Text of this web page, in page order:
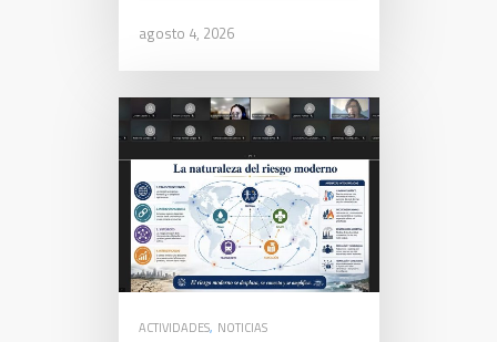
agosto 4, 2026
ACTIVIDADES, NOTICIAS